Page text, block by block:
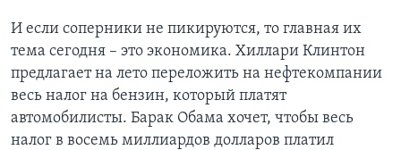
И если соперники не пикируются, то главная их
тема сегодня – это экономика. Хиллари Клинтон
предлагает на лето переложить на нефтекомпании
весь налог на бензин, который платят
автомобилисты. Барак Обама хочет, чтобы весь
налог в восемь миллиардов долларов платил